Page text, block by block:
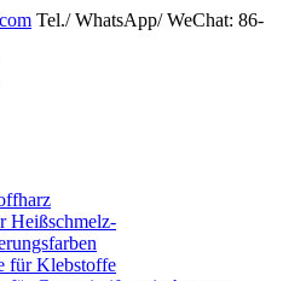
Tel./ WhatsApp/ WeChat: 86-
Heißschmelz-
für Klebstoffe